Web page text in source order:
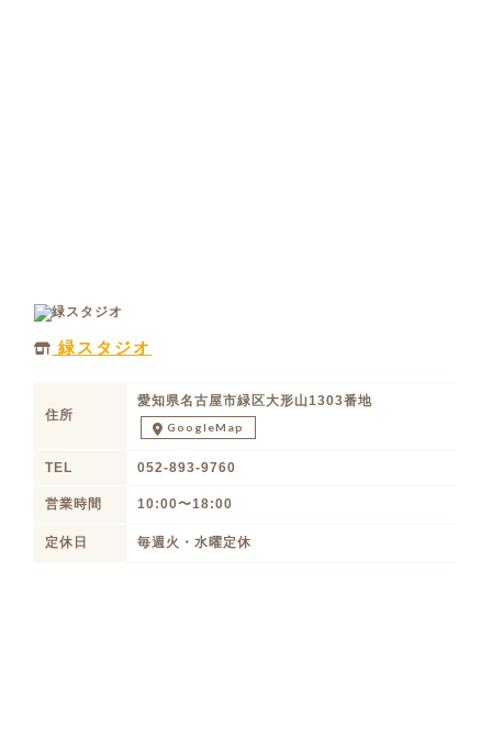
緑スタジオ
住所
愛知県名古屋市緑区大形山1303番地
GoogleMap
TEL 052-893-9760
営業時間 10:00〜18:00
定休日 毎週火・水曜定休